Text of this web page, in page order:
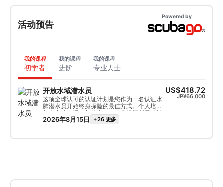
活动预告
Powered by
我的课程
初学者
我的课程
进阶
我的课程
专业人士
开放水域潜水员
这项全球认可的认证计划是您作为一名认证水
肺潜水员开始终身探险的最佳方式。个人培训
与水中练习课程相结合，确保您掌握所需的技
能和经验，真正在水中游刃有余，并获得 SSI
2026年8月15日 +26 更多
US$418.72
JP¥66,000